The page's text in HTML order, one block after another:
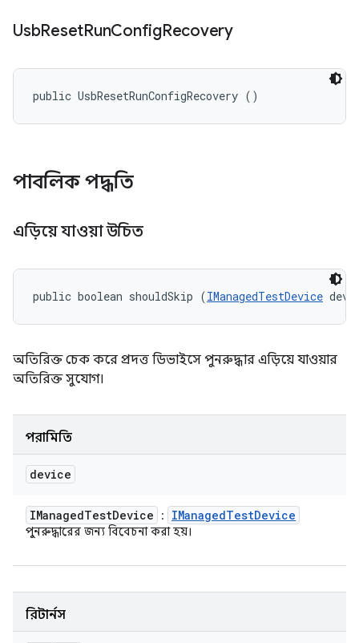
UsbResetRunConfigRecovery
public UsbResetRunConfigRecovery ()
পাবলিক পদ্ধতি
এড়িয়ে যাওয়া উচিত
public boolean shouldSkip (IManagedTestDevice
অতিরিক্ত চেক করে প্রদত্ত ডিভাইসে পুনরুদ্ধার এড়িয়ে যাওয়ার
অতিরিক্ত সুযোগ।
পরামিতি
device
IManagedTestDevice : IManagedTestDevice
পুনরুদ্ধারের জন্য বিবেচনা করা হয়।
রিটার্নস